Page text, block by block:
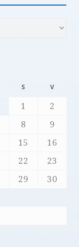
S V
1
2
8
9
15
16
22
23
29
30